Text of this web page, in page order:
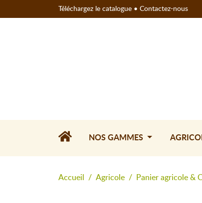
Téléchargez le catalogue • Contactez-nous
NOS GAMMES
Accueil Agricole Panier agricole &